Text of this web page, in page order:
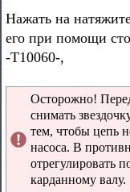
Нажать на
его при помощи
-Т10060-,
Осторожно!
снимать
тем, чтобы цепь
насоса. В
отрегулировать
карданному валу.